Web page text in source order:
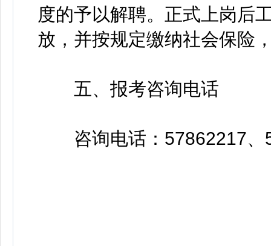
度的予以解聘。正式上岗后
放，并按规定缴纳社会保险
五、报考咨询电话
咨询电话：57862217、